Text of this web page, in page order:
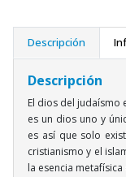
Descripción
Descripción
El dios del judaísmo
es un dios uno y
es así que solo
cristianismo y el
la esencia